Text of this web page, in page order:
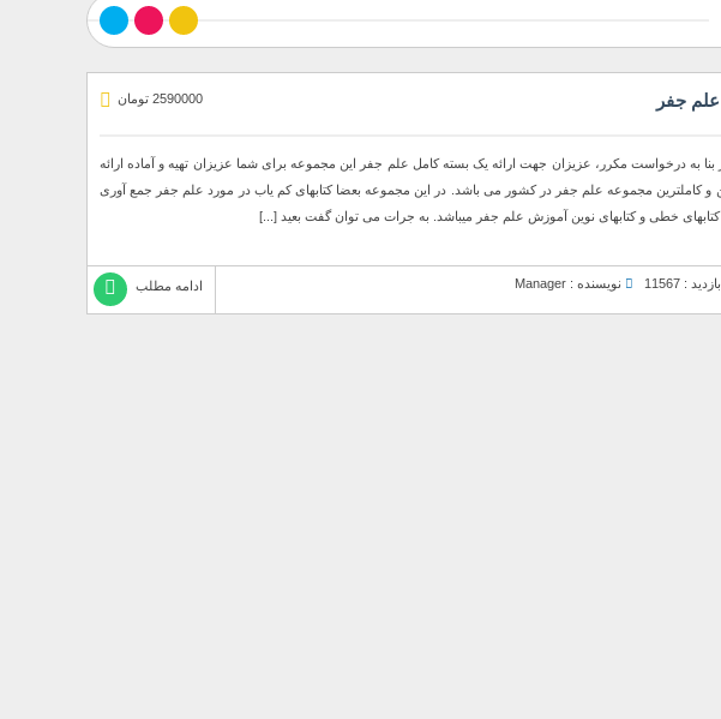
2590000 تومان جفر
به درخواست مکرر، عزیزان جهت ارائه یک بسته کامل علم جفر این مجموعه برای شما عزیزان تهیه و آماده ارائه
کاملترین مجموعه علم جفر در کشور می باشد. در این مجموعه بعضا کتابهای کم یاب در مورد علم جفر جمع آوری
خطی و کتابهای نوین آموزش علم جفر میباشد. به جرات می توان گفت بعید [...]
ادامه مطلب بازدید : 11567 نویسنده : Manager